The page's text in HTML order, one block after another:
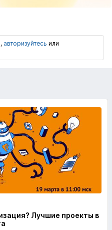
авторизуйтесь или
Лучшие проекты в